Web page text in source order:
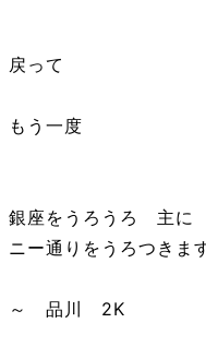
戻って
もう一度
銀座をうろうろ 主
ニー通りをうろつきま
～ 品川 2K